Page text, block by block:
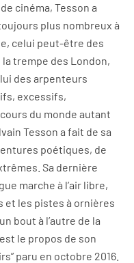
cinéma, Tesson a
plus nombreux à
celui peut-être des
trempe des London,
des arpenteurs
excessifs,
du monde autant
Tesson a fait de sa
poétiques, de
Sa dernière
marche à l’air libre,
et les pistes à ornières
bout à l’autre de la
le propos de son
paru en octobre 2016.